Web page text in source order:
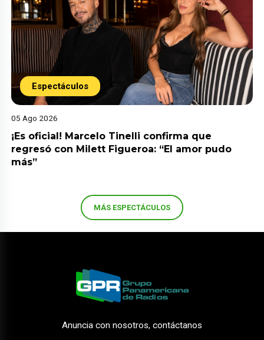
Espectáculos
05 Ago 2026
¡Es oficial! Marcelo Tinelli confirma que
regresó con Milett Figueroa: “El amor pudo
más”
MÁS ESPECTÁCULOS
Anuncia con nosotros, contáctanos